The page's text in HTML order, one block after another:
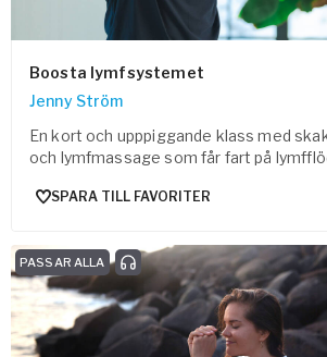
Boosta lymfsystemet
Jenny Ström
En kort och upppiggande klass med
och lymfmassage som får fart på
SPARA TILL FAVORITER
PASSAR ALLA